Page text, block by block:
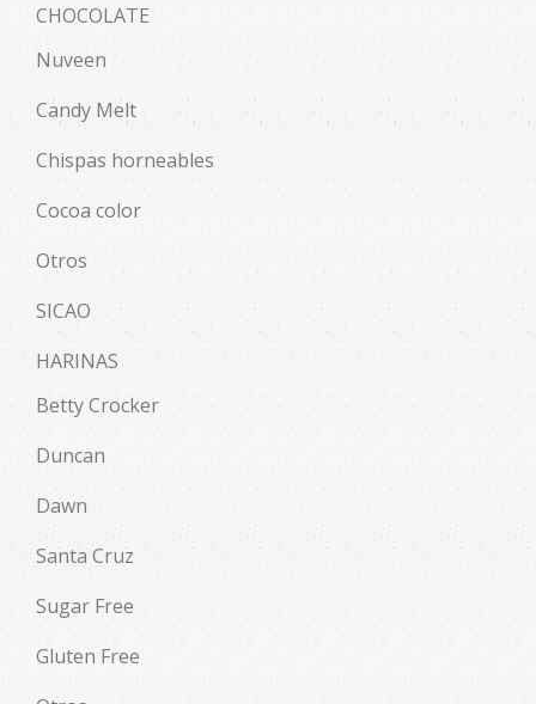
CHOCOLATE
Nuveen
Candy Melt
Chispas horneables
Cocoa color
Otros
SICAO
HARINAS
Betty Crocker
Duncan
Dawn
Santa Cruz
Sugar Free
Gluten Free